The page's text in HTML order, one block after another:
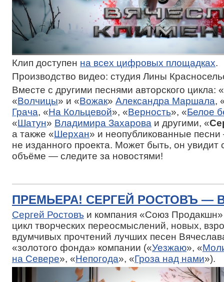
Клип доступен на всех цифровых площадках.
Производство видео: студия Лины
Вместе с другими песнями авторского цикла: «
«Волчицы» и «Вожак» Александра Маршала,
Грача, «На Кольцевой», «Верность», «Белое
«Шатун» Владимира Захарова и другими, «
а также «Шерхан» и неопубликованные
не изданного проекта. Может быть, он увидит
объёме — следите за новостями!
ПРЕМЬЕРА! СЕРГЕЙ РОСТОВЪ —
Сергей Ростовъ и компания «Союз
цикл творческих переосмыслений, новых,
вдумчивых прочтений лучших песен
«золотого фонда» компании («Уезжаю», «
на Севере», «Непогода», «Гроза над нами»).